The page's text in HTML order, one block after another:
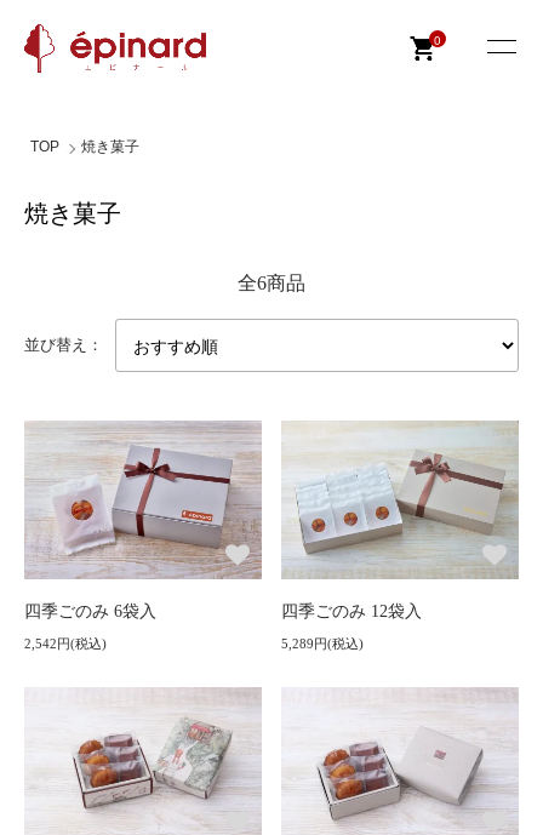
0
TOP 焼き菓子
焼き菓子
全6商品
並び替え：
四季ごのみ 6袋入
2,542円(税込)
四季ごのみ 12袋入
5,289円(税込)